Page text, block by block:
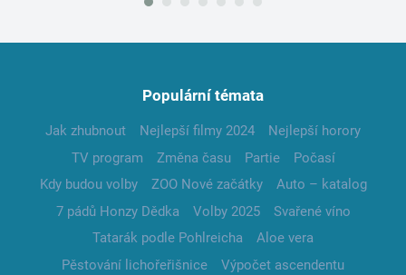
Populární témata
Jak zhubnout Nejlepší filmy 2024
Nejlepší horory
TV program
Změna času Partie
Počasí
Kdy budou volby
ZOO Nové začátky
Auto – katalog
7 pádů Honzy Dědka
Volby 2025
Svařené víno
Tatarák podle Pohlreicha
Aloe vera
Pěstování lichořeřišnice
Výpočet ascendentu